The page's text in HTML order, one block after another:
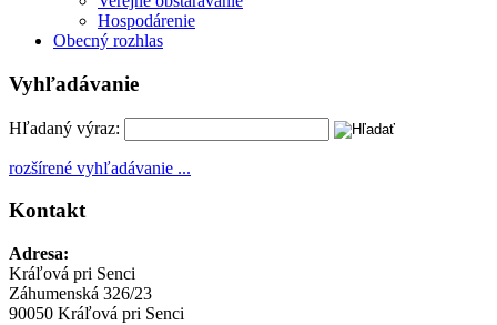
Hospodárenie
Obecný rozhlas
Vyhľadávanie
Hľadaný výraz:
rozšírené vyhľadávanie ...
Kontakt
Adresa:
Kráľová pri Senci
Záhumenská 326/23
90050 Kráľová pri Senci